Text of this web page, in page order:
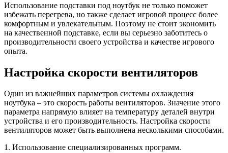
Использование подставки под ноутбук не только поможет
избежать перегрева, но также сделает игровой процесс более
комфортным и увлекательным. Поэтому не стоит экономить
на качественной подставке, если вы серьезно заботитесь о
производительности своего устройства и качестве игрового
опыта.
Настройка скорости вентиляторов
Один из важнейших параметров системы охлаждения
ноутбука – это скорость работы вентиляторов. Значение этого
параметра напрямую влияет на температуру деталей внутри
устройства и его производительность. Настройка скорости
вентиляторов может быть выполнена несколькими способами.
1. Использование специализированных программ.